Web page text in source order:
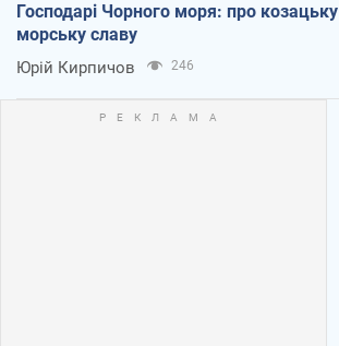
Господарі Чорного моря: про козацьку
морську славу
Юрій Кирпичов 246